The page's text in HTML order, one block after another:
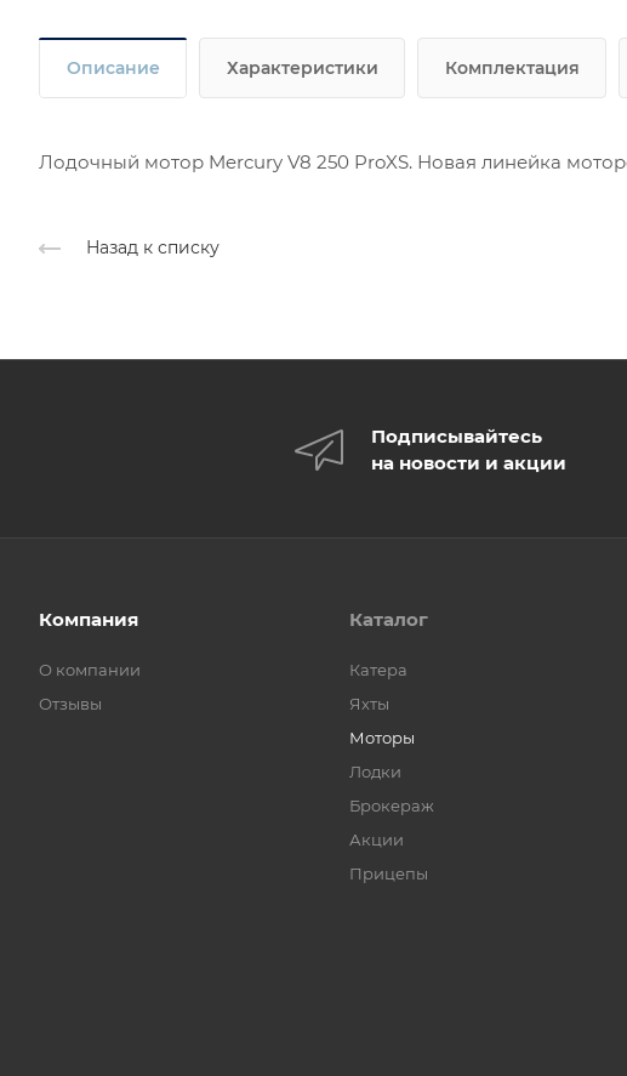
Описание Характеристики Комплектация
Лодочный мотор Mercury V8 250 ProXS. Новая линейка
Назад к списку
Подписывайтесь
на новости и акции
Компания
О компании
Отзывы
Каталог
Катера
Яхты
Моторы
Лодки
Брокераж
Акции
Прицепы